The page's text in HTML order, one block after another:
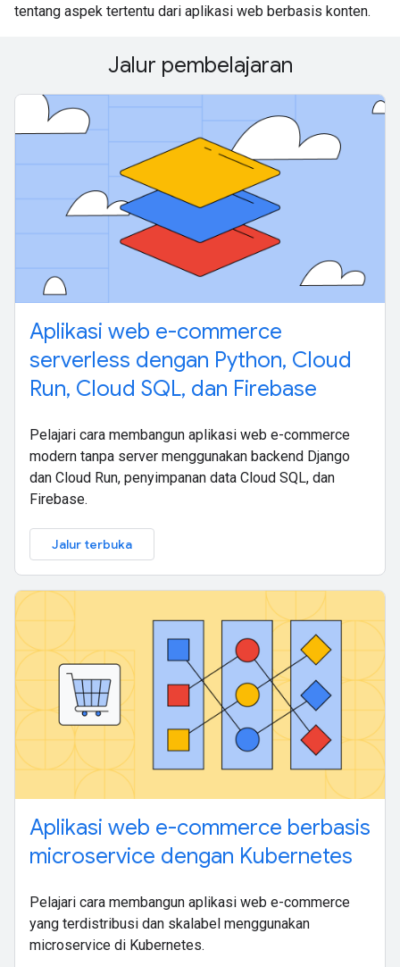
tentang aspek tertentu dari aplikasi web berbasis konten.
Jalur pembelajaran
Aplikasi web e-commerce
serverless dengan Python, Cloud
Run, Cloud SQL, dan Firebase
Pelajari cara membangun aplikasi web e-commerce
modern tanpa server menggunakan backend Django
dan Cloud Run, penyimpanan data Cloud SQL, dan
Firebase.
Jalur terbuka
Aplikasi web e-commerce berbasis
microservice dengan Kubernetes
Pelajari cara membangun aplikasi web e-commerce
yang terdistribusi dan skalabel menggunakan
microservice di Kubernetes.